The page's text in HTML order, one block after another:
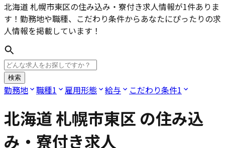
北海道 札幌市東区の住み込み・寮付き求人情報が1件ありま
す！勤務地や職種、こだわり条件からあなたにぴったりの求
人情報を掲載しています！
検索
勤務地 職種1 雇用形態 給与 こだわり条件1
北海道 札幌市東区 の住み込
み・寮付き求人